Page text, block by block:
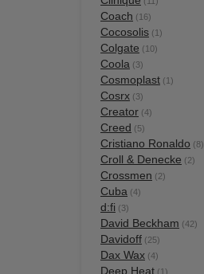
Coach (16)
Cocosolis (1)
Colgate (10)
Coola (3)
Cosmoplast (1)
Cosrx (3)
Creator (4)
Creed (5)
Cristiano Ronaldo (8)
Croll & Denecke (2)
Crossmen (2)
Cuba (4)
d:fi (3)
David Beckham (42)
Davidoff (25)
Dax Wax (4)
Deep Heat (1)